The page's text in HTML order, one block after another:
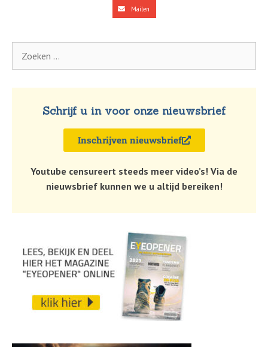
Mailen
Schrijf u in voor onze nieuwsbrief
Inschrijven nieuwsbrief
Youtube censureert steeds meer video’s! Via de
nieuwsbrief kunnen we u altijd bereiken!